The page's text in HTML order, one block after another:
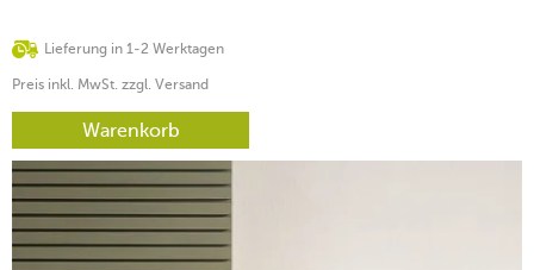
Lieferung in 1-2 Werktagen
Preis inkl. MwSt. zzgl. Versand
Warenkorb